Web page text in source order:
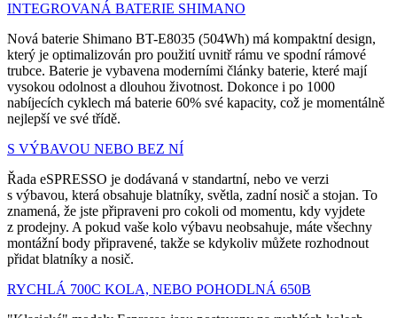
INTEGROVANÁ BATERIE SHIMANO
Nová baterie Shimano BT-E8035 (504Wh) má kompaktní design,
který je optimalizován pro použití uvnitř rámu ve spodní rámové
trubce. Baterie je vybavena moderními články baterie, které mají
vysokou odolnost a dlouhou životnost. Dokonce i po 1000
nabíjecích cyklech má baterie 60% své kapacity, což je momentálně
nejlepší ve své třídě.
S VÝBAVOU NEBO BEZ NÍ
Řada eSPRESSO je dodávaná v standartní, nebo ve verzi
s výbavou, která obsahuje blatníky, světla, zadní nosič a stojan. To
znamená, že jste připraveni pro cokoli od momentu, kdy vyjdete
z prodejny. A pokud vaše kolo výbavu neobsahuje, máte všechny
montážní body připravené, takže se kdykoliv můžete rozhodnout
přidat blatníky a nosič.
RYCHLÁ 700C KOLA, NEBO POHODLNÁ 650B